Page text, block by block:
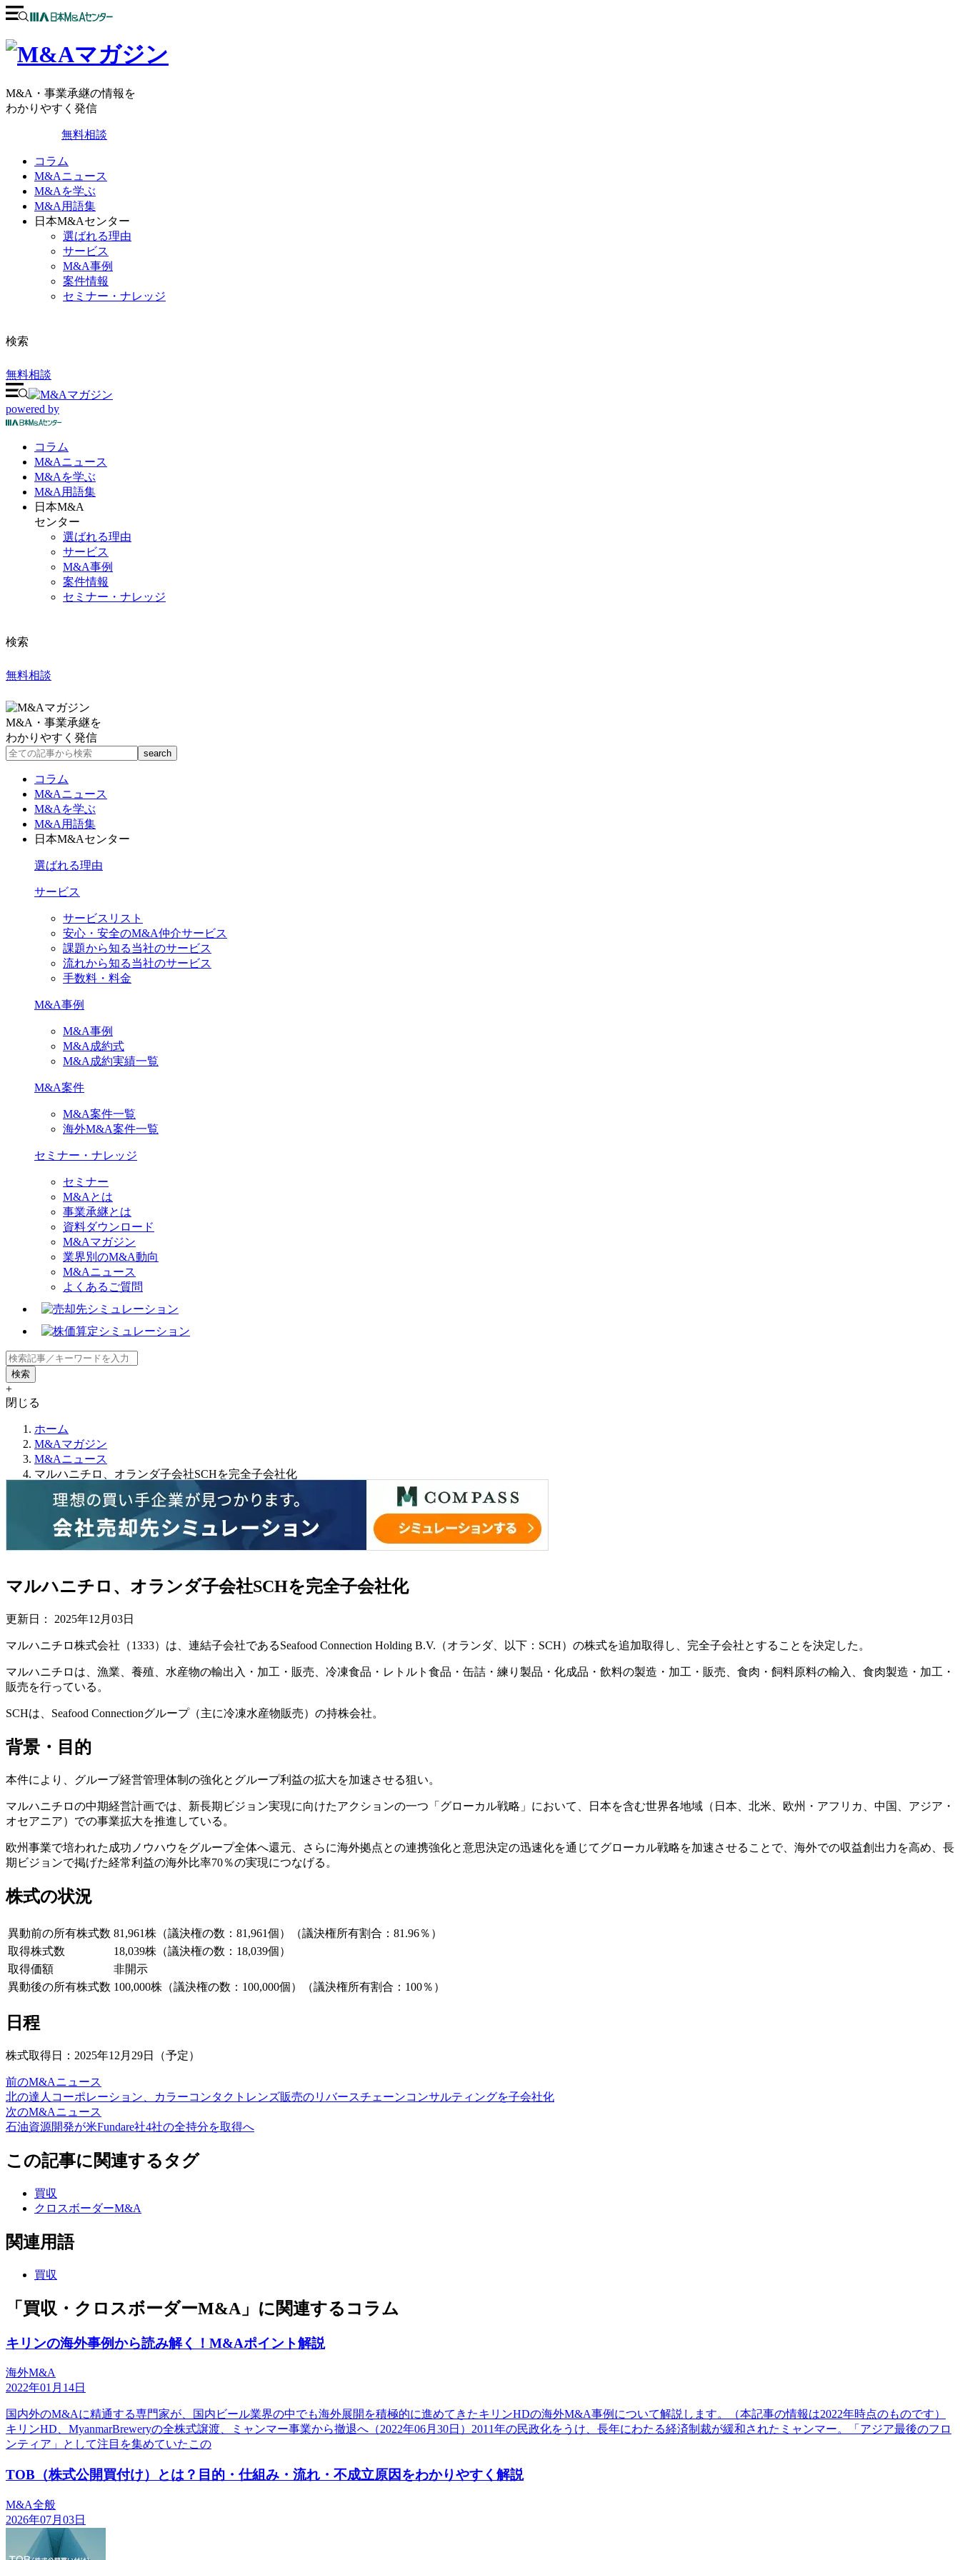
M&A・事業承継の情報を
わかりやすく発信
無料相談
コラム
M&Aニュース
M&Aを学ぶ
M&A用語集
日本M&Aセンター
選ばれる理由
サービス
M&A事例
案件情報
セミナー・ナレッジ
検索
無料相談
powered by
コラム
M&Aニュース
M&Aを学ぶ
M&A 用語集
日本M&A
センター
選ばれる理由
サービス
M&A事例
案件情報
セミナー・ナレッジ
検索
無料相談
M&A・事業承継を
わかりやすく発信
コラム
M&Aニュース
M&Aを学ぶ
M&A用語集
日本M&Aセンター
選ばれる理由
サービス
サービスリスト
安心・安全のM&A仲介サービス
課題から知る当社のサービス
流れから知る当社のサービス
手数料・料金
M&A事例
M&A事例
M&A成約式
M&A成約実績一覧
M&A案件
M&A案件一覧
海外M&A案件一覧
セミナー・ナレッジ
セミナー
M&Aとは
事業承継とは
資料ダウンロード
M&Aマガジン
業界別のM&A動向
M&Aニュース
よくあるご質問
+
閉じる
ホーム
M&Aマガジン
M&Aニュース
マルハニチロ、オランダ子会社SCHを完全子会社化
マルハニチロ、オランダ子会社SCHを完全子会社化
更新日： 2025年12月03日
マルハニチロ株式会社（1333）は、連結子会社であるSeafood Connection Holding B.V.（オランダ、以下：SCH）の株式を追加取得し、完全子会社とすることを決定した。
マルハニチロは、漁業、養殖、水産物の輸出入・加工・販売、冷凍食品・レトルト食品・缶詰・練り製品・化成品・飲料の製造・加工・販売、食肉・飼料原料の輸入、食肉製造・加工・
販売を行っている。
SCHは、Seafood Connectionグループ（主に冷凍水産物販売）の持株会社。
背景・目的
本件により、グループ経営管理体制の強化とグループ利益の拡大を加速させる狙い。
マルハニチロの中期経営計画では、新長期ビジョン実現に向けたアクションの一つ「グローカル戦略」において、日本を含む世界各地域（日本、北米、欧州・アフリカ、中国、アジア・
オセアニア）での事業拡大を推進している。
欧州事業で培われた成功ノウハウをグループ全体へ還元、さらに海外拠点との連携強化と意思決定の迅速化を通じてグローカル戦略を加速させることで、海外での収益創出力を高め、長
期ビジョンで掲げた経常利益の海外比率70％の実現につなげる。
株式の状況
異動前の所有株式数 81,961株（議決権の数：81,961個）（議決権所有割合：81.96％）
取得株式数
18,039株（議決権の数：18,039個）
取得価額
非開示
異動後の所有株式数 100,000株（議決権の数：100,000個）（議決権所有割合：100％）
日程
株式取得日：2025年12月29日（予定）
前のM&Aニュース
北の達人コーポレーション、カラーコンタクトレンズ販売のリバースチェーンコンサルティングを子会社化
次のM&Aニュース
石油資源開発が米Fundare社4社の全持分を取得へ
この記事に関連するタグ
買収
クロスボーダーM&A
関連用語
買収
「買収・クロスボーダーM&A」に関連するコラム
キリンの海外事例から読み解く！M&Aポイント解説
海外M&A
2022年01月14日
国内外のM&Aに精通する専門家が、国内ビール業界の中でも海外展開を積極的に進めてきたキリンHDの海外M&A事例について解説します。（本記事の情報は2022年時点のものです）
キリンHD、MyanmarBreweryの全株式譲渡、ミャンマー事業から撤退へ（2022年06月30日）2011年の民政化をうけ、長年にわたる経済制裁が緩和されたミャンマー。「アジア最後のフロ
ンティア」として注目を集めていたこの
TOB（株式公開買付け）とは？目的・仕組み・流れ・不成立原因をわかりやすく解説
M&A全般
2026年07月03日